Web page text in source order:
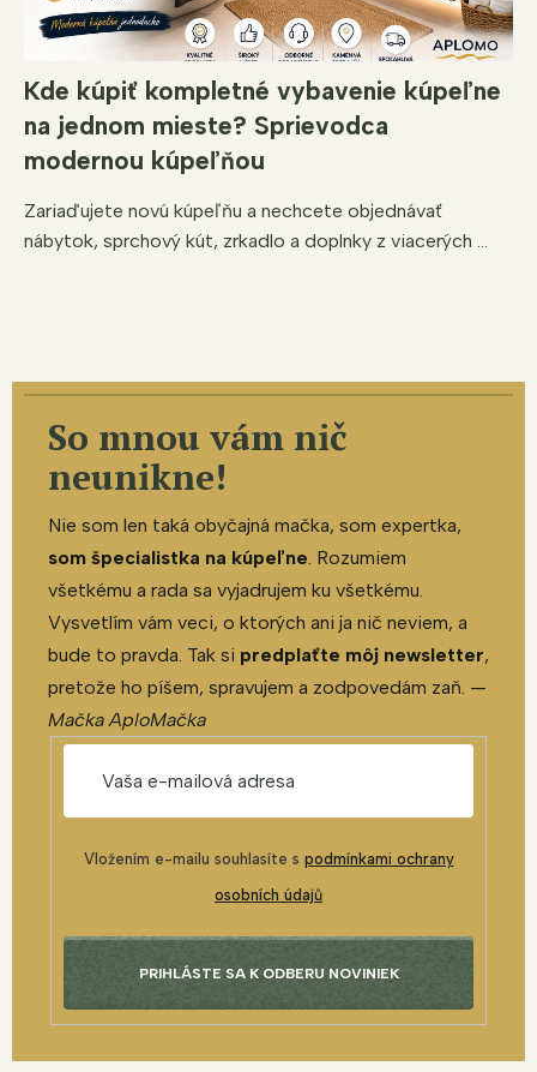
Kde kúpiť kompletné vybavenie kúpeľne
na jednom mieste? Sprievodca
modernou kúpeľňou
Zariaďujete novú kúpeľňu a nechcete objednávať
nábytok, sprchový kút, zrkadlo a doplnky z viacerých ...
So mnou vám nič
neunikne!
Nie som len taká obyčajná mačka, som expertka,
som špecialistka na kúpeľne. Rozumiem
všetkému a rada sa vyjadrujem ku všetkému.
Vysvetlím vám veci, o ktorých ani ja nič neviem, a
bude to pravda. Tak si predplaťte môj newsletter,
pretože ho píšem, spravujem a zodpovedám zaň. —
Mačka AploMačka
Vložením e-mailu souhlasíte s podmínkami ochrany
osobních údajů
PRIHLÁSTE SA K ODBERU NOVINIEK